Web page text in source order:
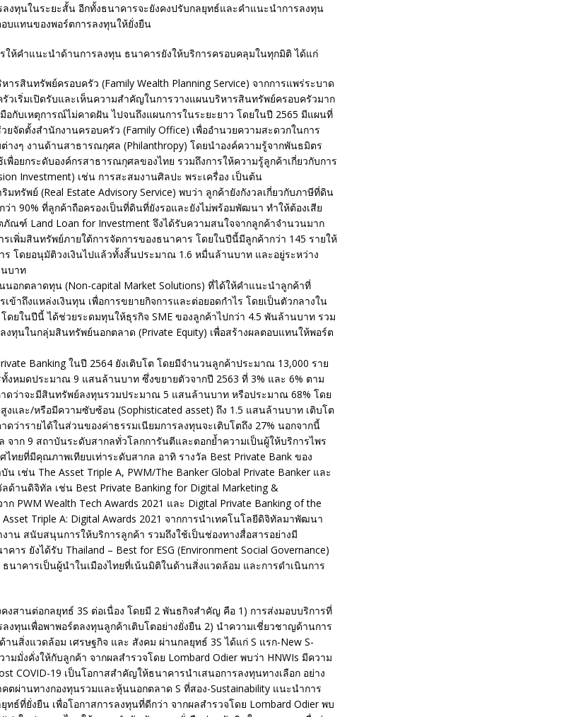
งทุนในระยะสั้น อีกทั้งธนาคารจะยังคงปรับกลยุทธ์และคำแนะนำการลงทุน
อบแทนของพอร์ตการลงทุนให้ยั่งยืน
ให้คำแนะนำด้านการลงทุน ธนาคารยังให้บริการครอบคลุมในทุกมิติ ได้แก่
ารสินทรัพย์ครอบครัว (Family Wealth Planning Service) จากการแพร่ระบาด
วเริ่มเปิดรับและเห็นความสำคัญในการวางแผนบริหารสินทรัพย์ครอบครัวมาก
อกับเหตุการณ์ไม่คาดฝัน ไปจนถึงแผนการในระยะยาว โดยในปี 2565 มีแผนที่
ยจัดตั้งสำนักงานครอบครัว (Family Office) เพื่ออำนวยความสะดวกในการ
างๆ งานด้านสาธารณกุศล (Philanthropy) โดยนำองค์ความรู้จากพันธมิตร
พื่อยกระดับองค์กรสาธารณกุศลของไทย รวมถึงการให้ความรู้ลูกค้าเกี่ยวกับการ
Investment) เช่น การสะสมงานศิลปะ พระเครื่อง เป็นต้น
ทรัพย์ (Real Estate Advisory Service) พบว่า ลูกค้ายังกังวลเกี่ยวกับภาษีที่ดิน
า 90% ที่ลูกค้าถือครองเป็นที่ดินที่ยังรอและยังไม่พร้อมพัฒนา ทำให้ต้องเสีย
ณฑ์ Land Loan for Investment จึงได้รับความสนใจจากลูกค้าจำนวนมาก
เพิ่มสินทรัพย์ภายใต้การจัดการของธนาคาร โดยในปีนี้มีลูกค้ากว่า 145 รายให้
ร โดยอนุมัติวงเงินไปแล้วทั้งสิ้นประมาณ 1.6 หมื่นล้านบาท และอยู่ระหว่าง
บาท
อกตลาดทุน (Non-capital Market Solutions) ที่ได้ให้คำแนะนำลูกค้าที่
ข้าถึงแหล่งเงินทุน เพื่อการขยายกิจการและต่อยอดกำไร โดยเป็นตัวกลางใน
ดยในปีนี้ ได้ช่วยระดมทุนให้ธุรกิจ SME ของลูกค้าไปกว่า 4.5 พันล้านบาท รวม
งทุนในกลุ่มสินทรัพย์นอกตลาด (Private Equity) เพื่อสร้างผลตอบแทนให้พอร์ต
Banking ในปี 2564 ยังเติบโต โดยมีจำนวนลูกค้าประมาณ 13,000 ราย
งหมดประมาณ 9 แสนล้านบาท ซึ่งขยายตัวจากปี 2563 ที่ 3% และ 6% ตาม
ดว่าจะมีสินทรัพย์ลงทุนรวมประมาณ 5 แสนล้านบาท หรือประมาณ 68% โดย
งและ/หรือมีความซับซ้อน (Sophisticated asset) ถึง 1.5 แสนล้านบาท เติบโต
ดว่ารายได้ในส่วนของค่าธรรมเนียมการลงทุนจะเติบโตถึง 27% นอกจากนี้
จาก 9 สถาบันระดับสากลทั่วโลกการันตีและตอกย้ำความเป็นผู้ให้บริการไพร
ไทยที่มีคุณภาพเทียบเท่าระดับสากล อาทิ รางวัล Best Private Bank ของ
น เช่น The Asset Triple A, PWM/The Banker Global Private Banker และ
ลด้านดิจิทัล เช่น Best Private Banking for Digital Marketing &
ก PWM Wealth Tech Awards 2021 และ Digital Private Banking of the
Asset Triple A: Digital Awards 2021 จากการนำเทคโนโลยีดิจิทัลมาพัฒนา
าน สนับสนุนการให้บริการลูกค้า รวมถึงใช้เป็นช่องทางสื่อสารอย่างมี
าร ยังได้รับ Thailand – Best for ESG (Environment Social Governance)
ธนาคารเป็นผู้นำในเมืองไทยที่เน้นมิติในด้านสิ่งแวดล้อม และการดำเนินการ
งสานต่อกลยุทธ์ 3S ต่อเนื่อง โดยมี 2 พันธกิจสำคัญ คือ 1) การส่งมอบบริการที่
งทุนเพื่อพาพอร์ตลงทุนลูกค้าเติบโตอย่างยั่งยืน 2) นำความเชี่ยวชาญด้านการ
นสิ่งแวดล้อม เศรษฐกิจ และ สังคม ผ่านกลยุทธ์ 3S ได้แก่ S แรก-New S-
ามมั่งคั่งให้กับลูกค้า จากผลสำรวจโดย Lombard Odier พบว่า HNWIs มีความ
COVID-19 เป็นโอกาสสำคัญให้ธนาคารนำเสนอการลงทุนทางเลือก อย่าง
ตผ่านทางกองทุนรวมและหุ้นนอกตลาด S ที่สอง-Sustainability แนะนำการ
ทธ์ที่ยั่งยืน เพื่อโอกาสการลงทุนที่ดีกว่า จากผลสำรวจโดย Lombard Odier พบ